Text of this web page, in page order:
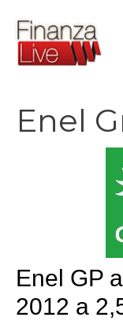
contenuto
Enel
Enel GP
2012 a